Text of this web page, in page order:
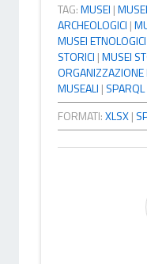
TAG:MUSEI |
ARCHEOLOGICI |
MUSEI ETNOLOGICI
STORICI |MUSEI
ORGANIZZAZIONE
MUSEALI | SPARQL
FORMATI:XLSX|